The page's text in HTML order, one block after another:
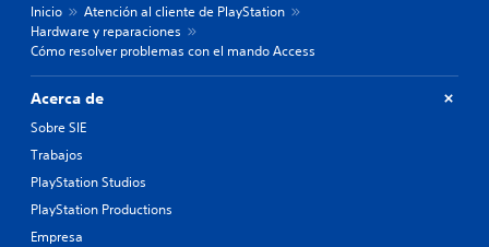
Inicio
Atención al cliente de PlayStation
Hardware y reparaciones
Cómo resolver problemas con el mando Access
Acerca de
Sobre SIE
Trabajos
PlayStation Studios
PlayStation Productions
Empresa